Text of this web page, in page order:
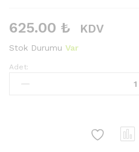
625.00 ₺ KDV
Stok Durumu Var
FİSH
FİNGER
Adet: